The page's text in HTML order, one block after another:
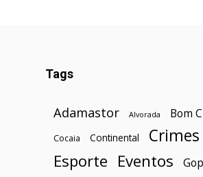
Tags
Adamastor Alvorada Bom
Cocaia Continental Crimes
Esporte Eventos